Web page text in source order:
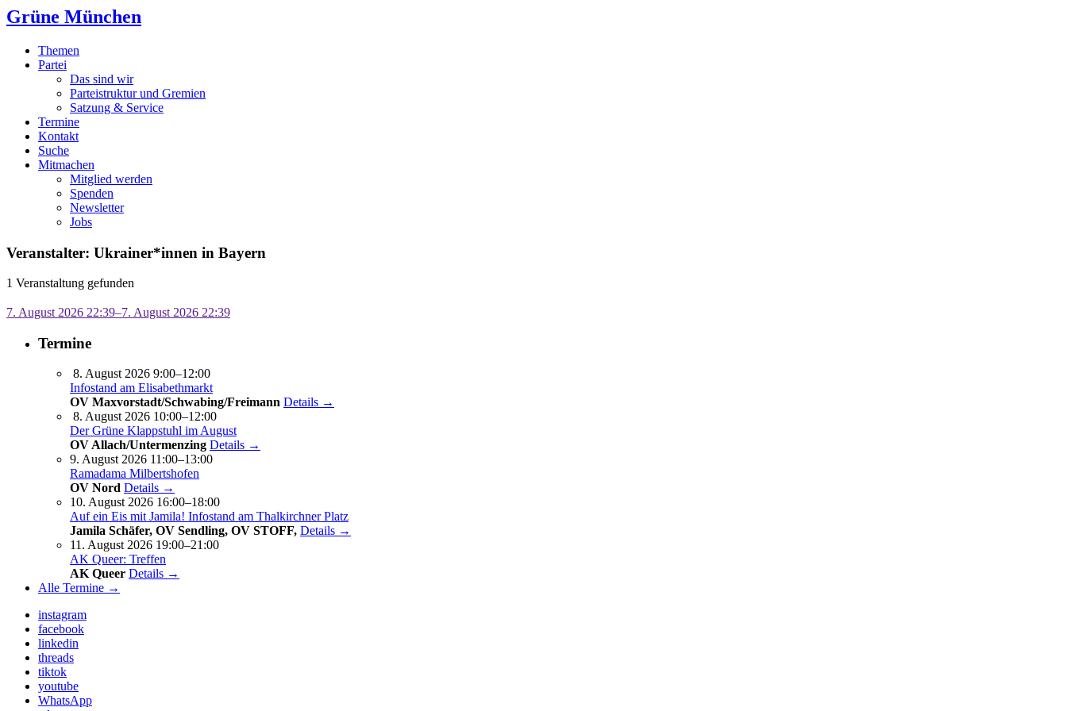
Grüne München
Themen
Partei
Das sind wir
Parteistruktur und Gremien
Satzung & Service
Termine
Kontakt
Suche
Mitmachen
Mitglied werden
Spenden
Newsletter
Jobs
Veranstalter: Ukrainer*innen in Bayern
1 Veranstaltung gefunden
7. August 2026 22:39–7. August 2026 22:39
Termine
8. August 2026 9:00–12:00
Infostand am Elisabethmarkt
OV Maxvorstadt/Schwabing/Freimann Details →
8. August 2026 10:00–12:00
Der Grüne Klappstuhl im August
OV Allach/Untermenzing Details →
9. August 2026 11:00–13:00
Ramadama Milbertshofen
OV Nord Details →
10. August 2026 16:00–18:00
Auf ein Eis mit Jamila! Infostand am Thalkirchner Platz
Jamila Schäfer, OV Sendling, OV STOFF, Details →
11. August 2026 19:00–21:00
AK Queer: Treffen
AK Queer Details →
Alle Termine →
instagram
facebook
linkedin
threads
tiktok
youtube
WhatsApp